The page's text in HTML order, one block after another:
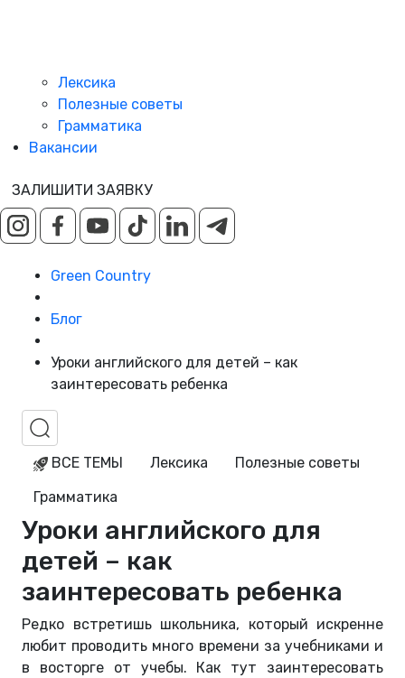
Лексика
Полезные советы
Грамматика
Вакансии
ЗАЛИШИТИ ЗАЯВКУ
Green Country
Блог
Уроки английского для детей – как
заинтересовать ребенка
ВСЕ ТЕМЫ Лексика
Полезные советы
Грамматика
Уроки английского для
детей – как
заинтересовать ребенка
Редко встретишь школьника, который искренне
любит проводить много времени за учебниками и
в восторге от учебы. Как тут заинтересовать